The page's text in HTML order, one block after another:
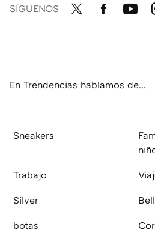
SÍGUENOS
En Trendencias hablamos de...
Sneakers
Trabajo
Silver
botas